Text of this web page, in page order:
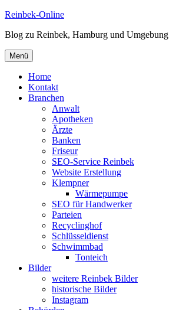
Zum
springen
Reinbek-Online
Blog zu Reinbek, Hamburg und Umgebung
Menü
Home
Kontakt
Branchen
Anwalt
Apotheken
Ärzte
Banken
Friseur
SEO-Service Reinbek
Website Erstellung
Klempner
Wärmepumpe
SEO für Handwerker
Parteien
Recyclinghof
Schlüsseldienst
Schwimmbad
Tonteich
Bilder
weitere Reinbek Bilder
historische Bilder
Instagram